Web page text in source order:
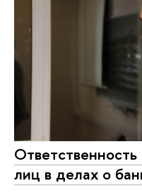
лиц в делах о